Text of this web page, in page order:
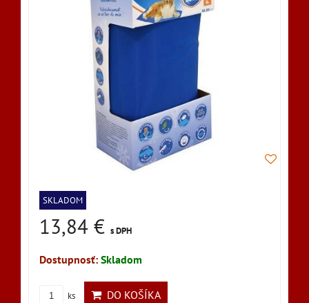
SKLADOM
13,84 € s DPH
Dostupnosť: Skladom
ks DO KOŠÍKA